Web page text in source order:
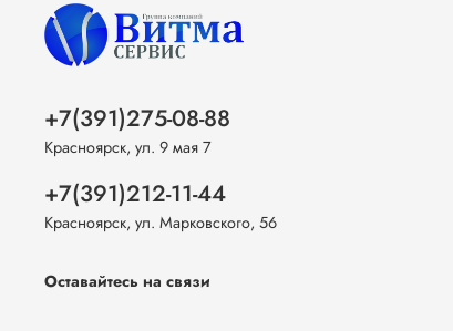
+7(391)275-08-88
Красноярск, ул. 9 мая 7
+7(391)212-11-44
Красноярск, ул. Марковского, 56
Оставайтесь на связи